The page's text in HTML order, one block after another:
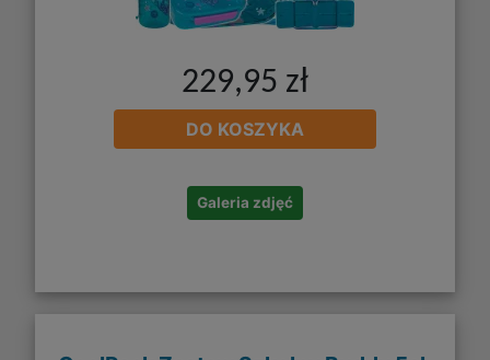
229,95 zł
DO KOSZYKA
Galeria zdjęć